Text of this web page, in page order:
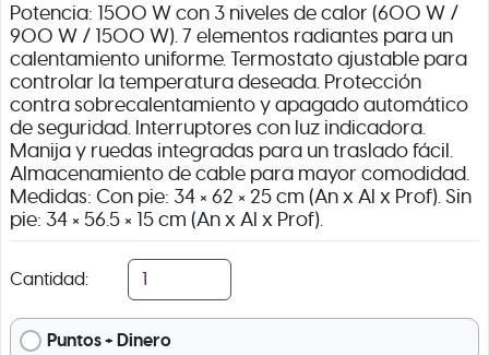
Potencia: 1500 W con 3 niveles de calor (600 W /
900 W / 1500 W). 7 elementos radiantes para un
calentamiento uniforme. Termostato ajustable para
controlar la temperatura deseada. Protección
contra sobrecalentamiento y apagado automático
de seguridad. Interruptores con luz indicadora.
Manija y ruedas integradas para un traslado fácil.
Almacenamiento de cable para mayor comodidad.
Medidas: Con pie: 34 × 62 × 25 cm (An x Al x Prof). Sin
pie: 34 × 56.5 × 15 cm (An x Al x Prof).
Cantidad:
Puntos + Dinero